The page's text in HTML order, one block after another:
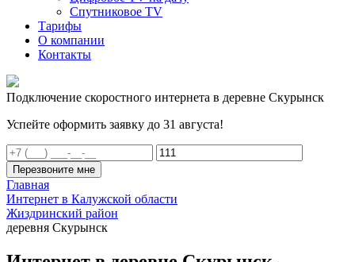
Спутниковое TV
Тарифы
О компании
Контакты
Подключение скоростного интернета в деревне Скурынск
Успейте оформить заявку до 31 августа!
Перезвоните мне
Главная
Интернет в Калужской области
Жиздринский район
деревня Скурынск